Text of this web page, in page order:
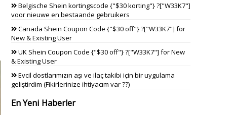
Belgische Shein kortingscode {"$30 korting"} ?["W33K7"]
voor nieuwe en bestaande gebruikers
Canada Shein Coupon Code {"$30 off"} ?["W33K7"] for
New & Existing User
UK Shein Coupon Code {"$30 off"} ?["W33K7"] for New
& Existing User
Evcil dostlarımızın aşı ve ilaç takibi için bir uygulama
geliştirdim (Fikirlerinize ihtiyacım var ??)
En Yeni Haberler